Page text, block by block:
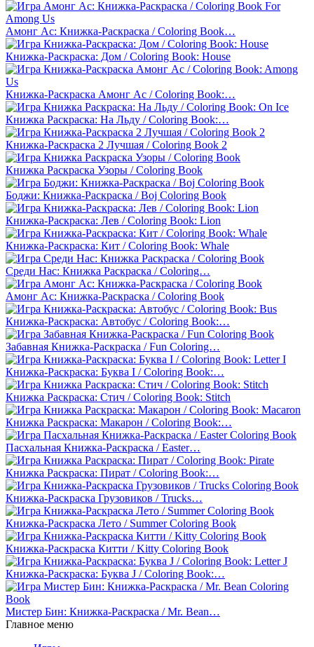
Амонг Ас: Книжка-Раскраска / Coloring Book…
Книжка-Раскраска: Дом / Coloring Book: House
Книжка-Раскраска Амонг Ас / Coloring Book:…
Книжка Раскраска: На Льду / Coloring Book:…
Книжка-Раскраска 2 Лучшая / Coloring Book 2
Книжка Раскраска Узоры / Coloring Book
Боджи: Книжка-Раскраска / Boj Coloring Book
Книжка-Раскраска: Лев / Coloring Book: Lion
Книжка-Раскраска: Кит / Coloring Book: Whale
Среди Нас: Книжка Раскраска / Coloring…
Амонг Ас: Книжка-Раскраска / Coloring Book
Книжка-Раскраска: Автобус / Coloring Book:…
Забавная Книжка-Раскраска / Fun Coloring…
Книжка-Раскраска: Буква I / Coloring Book:…
Книжка Раскраска: Стич / Coloring Book: Stitch
Книжка Раскраска: Макарон / Coloring Book:…
Пасхальная Книжка-Раскраска / Easter…
Книжка Раскраска: Пират / Coloring Book:…
Книжка-Раскраска Грузовиков / Trucks…
Книжка-Раскраска Лето / Summer Coloring Book
Книжка-Раскраска Китти / Kitty Coloring Book
Книжка-Раскраска: Буква J / Coloring Book:…
Мистер Бин: Книжка-Раскраска / Mr. Bean…
Главное меню